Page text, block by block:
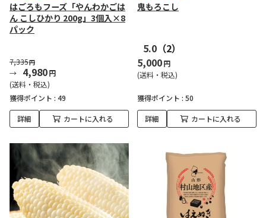
はごろもフーズ「やんわかごは
ん こしひかり 200g」3個入×8
パック
7,335円
4,980円
(送料・税込)
獲得ポイント : 49
詳細 カートに入れる
鬼もろこし
5.0 （2）
5,000円
(送料・税込)
獲得ポイント : 50
詳細 カートに入れる